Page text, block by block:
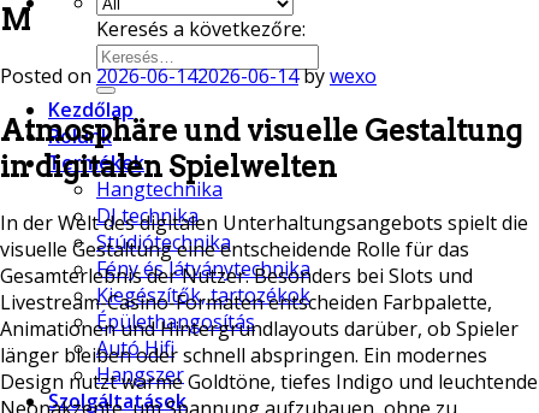
Keresés a következőre:
Kezdőlap
Rólunk
Termékek
Hangtechnika
DJ technika
Stúdiótechnika
Fény és látványtechnika
Kiegészítők, tartozékok
Épülethangosítás
Autó Hifi
Hangszer
Szolgáltatások
M
Posted on 2026-06-142026-06-14bywexo
Atmosphäre und visuelle Gestaltung
in digitalen Spielwelten
In der Welt des digitalen Unterhaltungsangebots spielt die
visuelle Gestaltung eine entscheidende Rolle für das
Gesamterlebnis der Nutzer. Besonders bei Slots und
Livestream-Casino-Formaten entscheiden Farbpalette,
Animationen und Hintergrundlayouts darüber, ob Spieler
länger bleiben oder schnell abspringen. Ein modernes
Design nutzt warme Goldtöne, tiefes Indigo und leuchtende